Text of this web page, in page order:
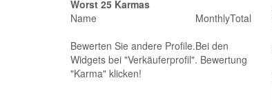
Worst 25 Karmas
Name
MonthlyTotal
Bewerten Sie andere Profile.Bei den
Widgets bei "Verkäuferprofil". Bewertung
"Karma" klicken!